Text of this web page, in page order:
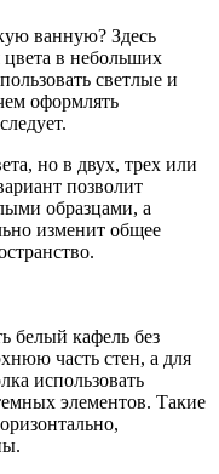
ванную? Здесь
в небольших
светлые и
оформлять
но в двух, трех или
позволит
образцами, а
изменит общее
белый кафель без
часть стен, а для
использовать
элементов. Такие